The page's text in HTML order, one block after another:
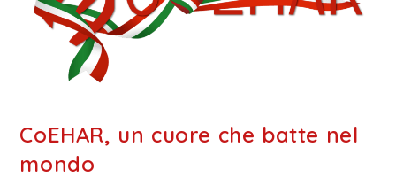
CoEHAR, un cuore che batte nel
mondo